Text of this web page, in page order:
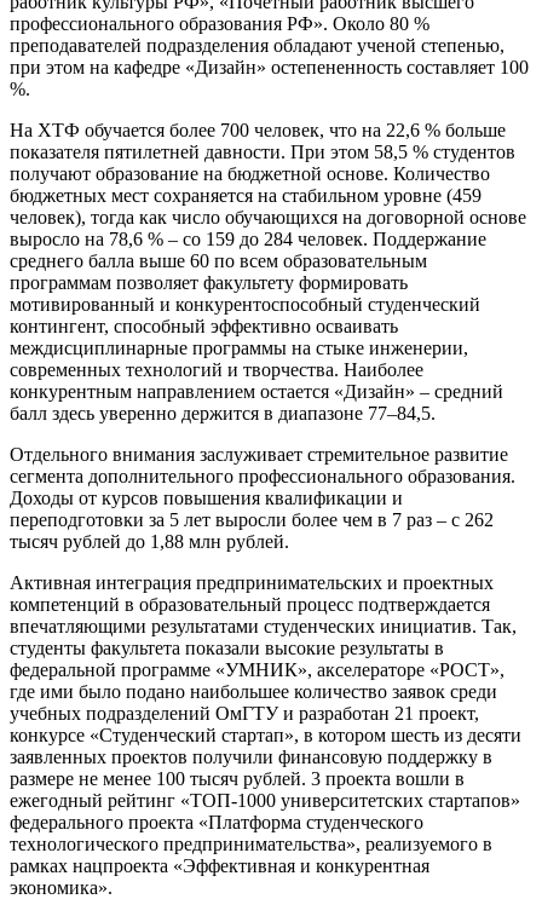
профессионального образования РФ». Около 80 %
преподавателей подразделения обладают ученой степенью,
при этом на кафедре «Дизайн» остепененность составляет 100
%.
На ХТФ обучается более 700 человек, что на 22,6 % больше
показателя пятилетней давности. При этом 58,5 % студентов
получают образование на бюджетной основе. Количество
бюджетных мест сохраняется на стабильном уровне (459
человек), тогда как число обучающихся на договорной основе
выросло на 78,6 % – со 159 до 284 человек. Поддержание
среднего балла выше 60 по всем образовательным
программам позволяет факультету формировать
мотивированный и конкурентоспособный студенческий
контингент, способный эффективно осваивать
междисциплинарные программы на стыке инженерии,
современных технологий и творчества. Наиболее
конкурентным направлением остается «Дизайн» – средний
балл здесь уверенно держится в диапазоне 77–84,5.
Отдельного внимания заслуживает стремительное развитие
сегмента дополнительного профессионального образования.
Доходы от курсов повышения квалификации и
переподготовки за 5 лет выросли более чем в 7 раз – с 262
тысяч рублей до 1,88 млн рублей.
Активная интеграция предпринимательских и проектных
компетенций в образовательный процесс подтверждается
впечатляющими результатами студенческих инициатив. Так,
студенты факультета показали высокие результаты в
федеральной программе «УМНИК», акселераторе «РОСТ»,
где ими было подано наибольшее количество заявок среди
учебных подразделений ОмГТУ и разработан 21 проект,
конкурсе «Студенческий стартап», в котором шесть из десяти
заявленных проектов получили финансовую поддержку в
размере не менее 100 тысяч рублей. 3 проекта вошли в
ежегодный рейтинг «ТОП-1000 университетских стартапов»
федерального проекта «Платформа студенческого
технологического предпринимательства», реализуемого в
рамках нацпроекта «Эффективная и конкурентная
экономика».